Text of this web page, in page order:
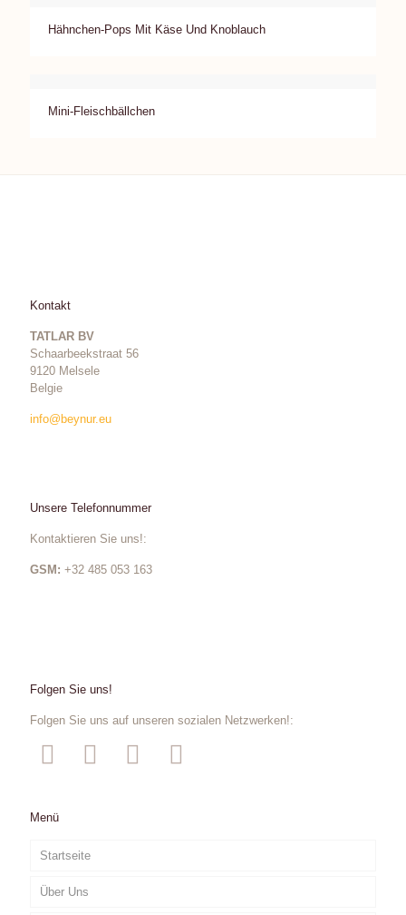
Hähnchen-Pops Mit Käse Und Knoblauch
Mini-Fleischbällchen
Kontakt
TATLAR BV
Schaarbeekstraat 56
9120 Melsele
Belgie
info@beynur.eu
Unsere Telefonnummer
Kontaktieren Sie uns!:
GSM: +32 485 053 163
Folgen Sie uns!
Folgen Sie uns auf unseren sozialen Netzwerken!:
Menü
Startseite
Über Uns